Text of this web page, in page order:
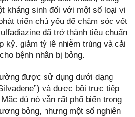
kháng sinh đối với một số loại vi
triển chủ yếu để chăm sóc vết
đã trở thành tiêu chuẩn
kỷ, giảm tỷ lệ nhiễm trùng và cải
bệnh nhân bị bỏng.
được sử dụng dưới dạng
và được bôi trực tiếp
dù nó vẫn rất phổ biến trong
bỏng, nhưng một số nghiên